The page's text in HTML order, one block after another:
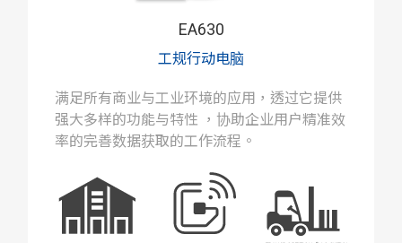
EA630
工规行动电脑
满足所有商业与工业环境的应用，透过它提供
强大多样的功能与特性 ，协助企业用户精准效
率的完善数据获取的工作流程。